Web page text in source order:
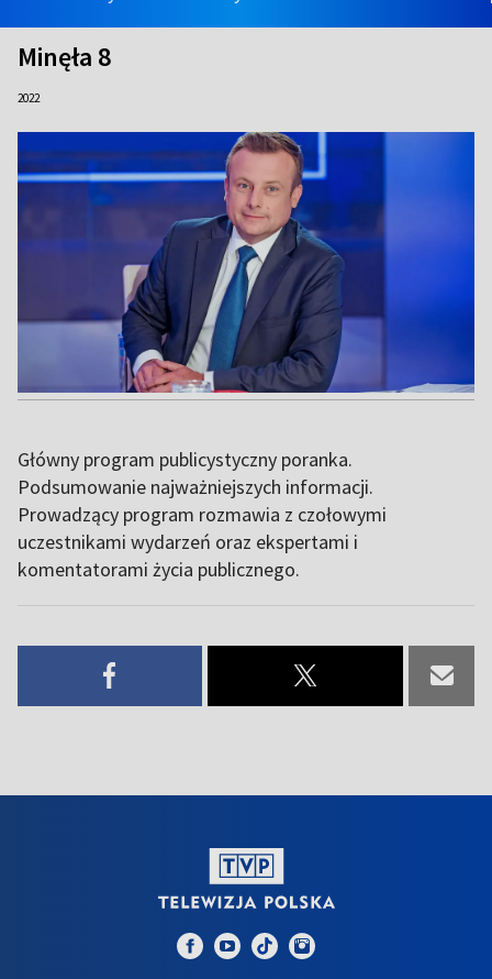
Minęła 8
2022
Główny program publicystyczny poranka.
Podsumowanie najważniejszych informacji.
Prowadzący program rozmawia z czołowymi
uczestnikami wydarzeń oraz ekspertami i
komentatorami życia publicznego.